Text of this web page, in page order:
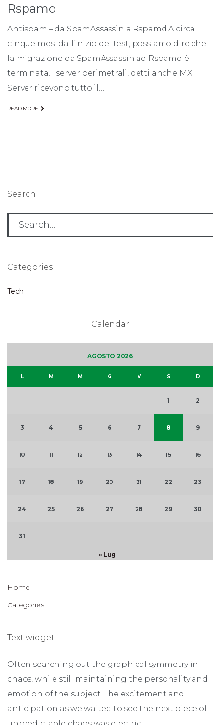
Rspamd
Antispam – da SpamAssassin a Rspamd A circa
cinque mesi dall’inizio dei test, possiamo dire che
la migrazione da SpamAssassin ad Rspamd è
terminata. I server perimetrali, detti anche MX
Server ricevono tutto il…
READ MORE
Search
Search
for:
Categories
Tech
Calendar
AGOSTO 2026
L M M G V S D
1 2
3 4 5 6 7 8 9
10 11 12 13 14 15 16
17 18 19 20 21 22 23
24 25 26 27 28 29 30
31
« Lug
Home
Categories
Text widget
Often searching out the graphical symmetry in
chaos, while still maintaining the personality and
emotion of the subject. The excitement and
anticipation as we waited to see the next piece of